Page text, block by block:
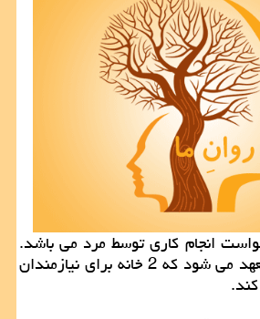
انجام كاری توسط مرد می باشد.
به طور نمونه زوج متعهد می شود كه 2 خانه برای نیازمندان